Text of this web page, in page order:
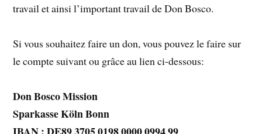
travail et ainsi l’important travail de Don Bosco.
Si vous souhaitez faire un don, vous pouvez le faire sur
le compte suivant ou grâce au lien ci-dessous:
Don Bosco Mission
Sparkasse Köln Bonn
IBAN : DE89 3705 0198 0000 0994 99